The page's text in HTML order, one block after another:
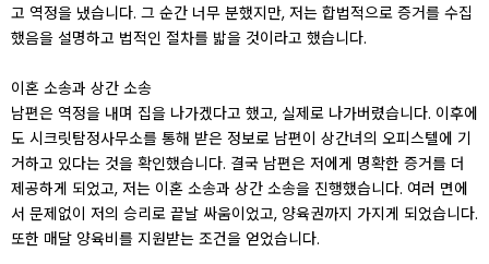
고 역정을 냈습니다. 그 순간 너무 분했지만, 저는 합법적으로 증거를 수집
했음을 설명하고 법적인 절차를 밟을 것이라고 했습니다.
이혼 소송과 상간 소송
남편은 역정을 내며 집을 나가겠다고 했고, 실제로 나가버렸습니다. 이후에
도 시크릿탐정사무소를 통해 받은 정보로 남편이 상간녀의 오피스텔에 기
거하고 있다는 것을 확인했습니다. 결국 남편은 저에게 명확한 증거를 더
제공하게 되었고, 저는 이혼 소송과 상간 소송을 진행했습니다. 여러 면에
서 문제없이 저의 승리로 끝날 싸움이었고, 양육권까지 가지게 되었습니다.
또한 매달 양육비를 지원받는 조건을 얻었습니다.